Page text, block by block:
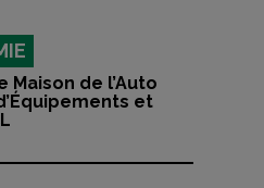
Maison de l’Auto
et